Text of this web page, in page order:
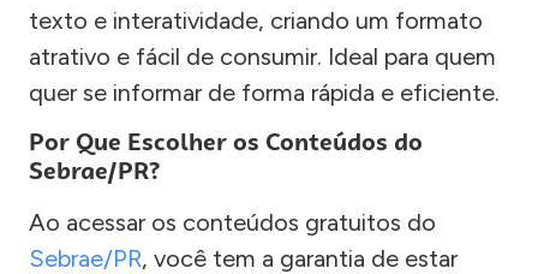
texto e interatividade, criando um formato
atrativo e fácil de consumir. Ideal para quem
quer se informar de forma rápida e eficiente.
Por Que Escolher os Conteúdos do
Sebrae/PR?
Ao acessar os conteúdos gratuitos do
Sebrae/PR, você tem a garantia de estar